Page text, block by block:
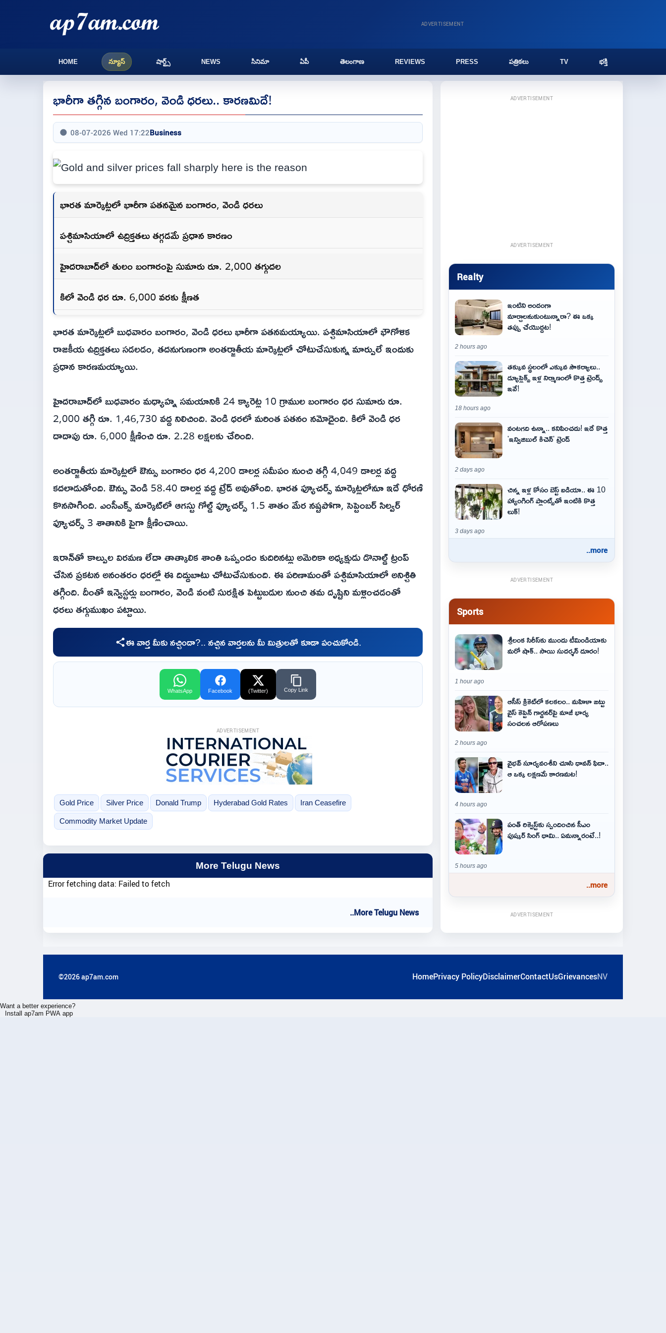
ADVERTISEMENT
HOME న్యూస్ షార్ట్స్ NEWS సినిమా ఏపీ తెలంగాణ REVIEWS PRESS పత్రికలు TV భక్తి
భారీగా తగ్గిన బంగారం, వెండి ధరలు.. కారణమిదే!
08-07-2026 Wed 17:22Business
భారత మార్కెట్లలో భారీగా పతనమైన బంగారం, వెండి ధరలు
పశ్చిమాసియాలో ఉద్రిక్తతలు తగ్గడమే ప్రధాన కారణం
హైదరాబాద్‌లో తులం బంగారంపై సుమారు రూ. 2,000 తగ్గుదల
కిలో వెండి ధర రూ. 6,000 వరకు క్షీణత
భారత మార్కెట్లలో బుధవారం బంగారం, వెండి ధరలు భారీగా పతనమయ్యాయి. పశ్చిమాసియాలో భౌగోళిక
రాజకీయ ఉద్రిక్తతలు సడలడం, తదనుగుణంగా అంతర్జాతీయ మార్కెట్లలో చోటుచేసుకున్న మార్పులే ఇందుకు
ప్రధాన కారణమయ్యాయి.
హైదరాబాద్‌లో బుధవారం మధ్యాహ్న సమయానికి 24 క్యారెట్ల 10 గ్రాముల బంగారం ధర సుమారు రూ.
2,000 తగ్గి రూ. 1,46,730 వద్ద నిలిచింది. వెండి ధరలో మరింత పతనం నమోదైంది. కిలో వెండి ధర
దాదాపు రూ. 6,000 క్షీణించి రూ. 2.28 లక్షలకు చేరింది.
అంతర్జాతీయ మార్కెట్లలో ఔన్సు బంగారం ధర 4,200 డాలర్ల సమీపం నుంచి తగ్గి 4,049 డాలర్ల వద్ద
కదలాడుతోంది. ఔన్సు వెండి 58.40 డాలర్ల వద్ద ట్రేడ్ అవుతోంది. భారత ఫ్యూచర్స్ మార్కెట్లలోనూ ఇదే ధోరణి
కొనసాగింది. ఎంసీఎక్స్ మార్కెట్‌లో ఆగస్టు గోల్డ్ ఫ్యూచర్స్ 1.5 శాతం మేర నష్టపోగా, సెప్టెంబర్ సిల్వర్
ఫ్యూచర్స్ 3 శాతానికి పైగా క్షీణించాయి.
ఇరాన్‌తో కాల్పుల విరమణ లేదా తాత్కాలిక శాంతి ఒప్పందం కుదిరినట్లు అమెరికా అధ్యక్షుడు డొనాల్డ్ ట్రంప్
చేసిన ప్రకటన అనంతరం ధరల్లో ఈ దిద్దుబాటు చోటుచేసుకుంది. ఈ పరిణామంతో పశ్చిమాసియాలో అనిశ్చితి
తగ్గింది. దీంతో ఇన్వెస్టర్లు బంగారం, వెండి వంటి సురక్షిత పెట్టుబడుల నుంచి తమ దృష్టిని మళ్లించడంతో
ధరలు తగ్గుముఖం పట్టాయి.
ఈ వార్త మీకు నచ్చిందా?.. నచ్చిన వార్తలను మీ మిత్రులతో కూడా పంచుకోండి.
WhatsApp Facebook (Twitter) Copy Link
ADVERTISEMENT
Gold Price Silver Price Donald Trump Hyderabad Gold Rates Iran Ceasefire
Commodity Market Update
More Telugu News
Error fetching data: Failed to fetch
..More Telugu News
ADVERTISEMENT
ADVERTISEMENT
Realty
ఇంటిని అందంగా
మార్చాలనుకుంటున్నారా? ఈ ఒక్క
తప్పు చేయొద్దట!
2 hours ago
తక్కువ స్థలంలో ఎక్కువ సౌకర్యాలు..
డ్యూప్లెక్స్ ఇళ్ల నిర్మాణంలో కొత్త ట్రెండ్స్
ఇవే!
18 hours ago
వంటగది ఉన్నా.. కనిపించదు! ఇదే కొత్త
'ఇన్విజిబుల్ కిచెన్' ట్రెండ్
2 days ago
చిన్న ఇళ్ల కోసం బెస్ట్ ఐడియా.. ఈ 10
హ్యాంగింగ్ ప్లాంట్స్‌తో ఇంటికి కొత్త
లుక్!
3 days ago
..more
ADVERTISEMENT
Sports
శ్రీలంక సిరీస్‌కు ముందు టీమిండియాకు
మరో షాక్‌.. సాయి సుదర్శన్‌ దూరం!
1 hour ago
ఆసీస్ క్రికెట్‌లో కలకలం.. మహిళా జట్టు
వైస్ కెప్టెన్ గార్డనర్‌పై మాజీ భార్య
సంచలన ఆరోపణలు
2 hours ago
వైభవ్‌ సూర్యవంశీని చూసి ధావన్‌ ఫిదా..
ఆ ఒక్క లక్షణమే కారణమట!
4 hours ago
పంత్ రిక్వెస్ట్‌కు స్పందించిన సీఎం
పుష్కర్ సింగ్ ధామి.. ఏమ‌న్నారంటే..!
5 hours ago
..more
ADVERTISEMENT
©2026 ap7am.com HomePrivacy PolicyDisclaimerContactUsGrievancesNV
Want a better experience?
Install ap7am PWA app